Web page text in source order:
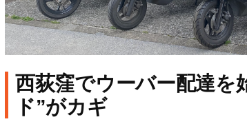
西荻窪でウーバー配達を
ド”がカギ